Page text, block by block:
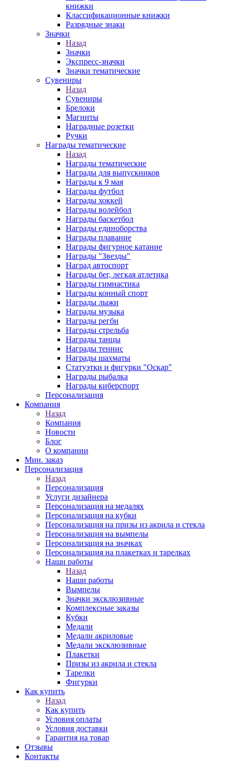
книжки
Классификационные книжки
Разрядные знаки
Значки
Назад
Значки
Экспресс-значки
Значки тематические
Сувениры
Назад
Сувениры
Брелоки
Магниты
Наградные розетки
Ручки
Награды тематические
Назад
Награды тематические
Награды для выпускников
Награды к 9 мая
Награды футбол
Награды хоккей
Награды волейбол
Награды баскетбол
Награды единоборства
Награды плавание
Награды фигурное катание
Награды "Звезды"
Наград автоспорт
Награды бег, легкая атлетика
Награды гимнастика
Награды конный спорт
Награды лыжи
Награды музыка
Награды регби
Награды стрельба
Награды танцы
Награды теннис
Награды шахматы
Статуэтки и фигурки "Оскар"
Награды рыбалка
Награды киберспорт
Персонализация
Компания
Назад
Компания
Новости
Блог
О компании
Мин. заказ
Персонализация
Назад
Персонализация
Услуги дизайнера
Персонализация на медалях
Персонализация на кубки
Персонализация на призы из акрила и стекла
Персонализация на вымпелы
Персонализация на значках
Персонализация на плакетках и тарелках
Наши работы
Назад
Наши работы
Вымпелы
Значки эксклюзивные
Комплексные заказы
Кубки
Медали
Медали акриловые
Медали эксклюзивные
Плакетки
Призы из акрила и стекла
Тарелки
Фигурки
Как купить
Назад
Как купить
Условия оплаты
Условия доставки
Гарантия на товар
Отзывы
Контакты